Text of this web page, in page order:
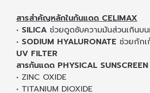
สารสำคัญหลักในกันแดด CELIMAX
• SILICA ช่วยดูดซับความมันส่วนเกินบ
• SODIUM HYALURONATE ช่วยกัก
UV FILTER
สารกันแดด PHYSICAL
• ZINC OXIDE
• TITANIUM DIOXIDE